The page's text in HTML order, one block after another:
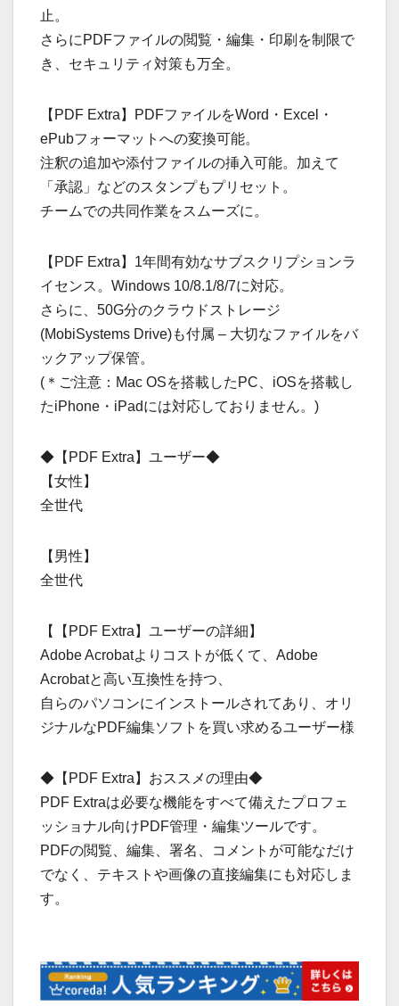
止。
さらにPDFファイルの閲覧・編集・印刷を制限で
き、セキュリティ対策も万全。
【PDF Extra】PDFファイルをWord・Excel・
ePubフォーマットへの変換可能。
注釈の追加や添付ファイルの挿入可能。加えて
「承認」などのスタンプもプリセット。
チームでの共同作業をスムーズに。
【PDF Extra】1年間有効なサブスクリプションラ
イセンス。Windows 10/8.1/8/7に対応。
さらに、50G分のクラウドストレージ
(MobiSystems Drive)も付属 – 大切なファイルをバ
ックアップ保管。
(＊ご注意：Mac OSを搭載したPC、iOSを搭載し
たiPhone・iPadには対応しておりません。)
◆【PDF Extra】ユーザー◆
【女性】
全世代
【男性】
全世代
【【PDF Extra】ユーザーの詳細】
Adobe Acrobatよりコストが低くて、Adobe
Acrobatと高い互換性を持つ、
自らのパソコンにインストールされてあり、オリ
ジナルなPDF編集ソフトを買い求めるユーザー様
◆【PDF Extra】おススメの理由◆
PDF Extraは必要な機能をすべて備えたプロフェ
ッショナル向けPDF管理・編集ツールです。
PDFの閲覧、編集、署名、コメントが可能なだけ
でなく、テキストや画像の直接編集にも対応しま
す。